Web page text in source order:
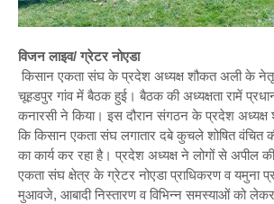
विजन लाइव/ ग्रेटर नोएडा
किसान एकता संघ के प्रदेश अध्यक्ष शौकत अली के
चूहडपुर गांव में बैठक हुई। बैठक की अध्यक्षता रामें
कनारसी ने किया। इस दौरान संगठन के प्रदेश
कि किसान एकता संघ लगातार दबे कुचले शोषित
का कार्य कर रहा है। प्रदेश अध्यक्ष ने लोगों से अपील
एकता संघ क्षेत्र के ग्रेटर नोएडा प्राधिकरण व यमुना
मुआवजे, आबादी निस्तारण व विभिन्न समस्याओं को